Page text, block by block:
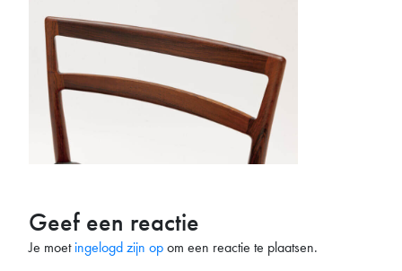
Geef een reactie
Je moetingelogd zijn opom een reactie te plaatsen.